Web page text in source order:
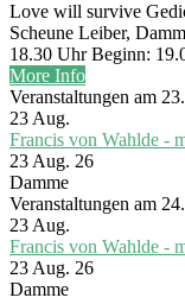
Love will survive
Scheune Leiber,
18.30 Uhr Beginn:
More Info
Veranstaltungen am
23Aug.
Francis von Wahlde -
23 Aug. 26
Damme
Veranstaltungen am
23Aug.
Francis von Wahlde -
23 Aug. 26
Damme